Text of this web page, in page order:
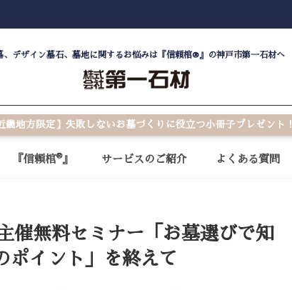
、デザイン墓石、墓地に関するお悩みは『信頼棺®』の神戸市第一石材へ
畿地方限定】失敗しないお墓づくりに役立つ小冊子プレゼント！
『信頼棺®』 サービスのご紹介 よくある質問
催無料セミナー「お墓選びで知
ポイント」を終えて